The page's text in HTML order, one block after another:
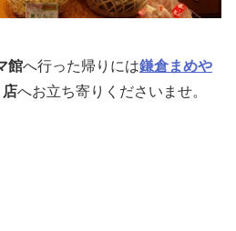
館へ行った帰りには鎌倉まめや
へお立ち寄りくださいませ。